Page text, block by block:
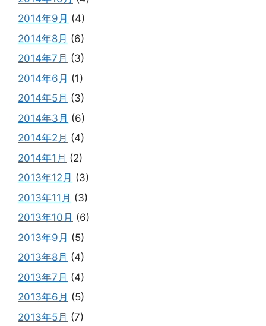
2014年9月 (4)
2014年8月 (6)
2014年7月 (3)
2014年6月 (1)
2014年5月 (3)
2014年3月 (6)
2014年2月 (4)
2014年1月 (2)
2013年12月 (3)
2013年11月 (3)
2013年10月 (6)
2013年9月 (5)
2013年8月 (4)
2013年7月 (4)
2013年6月 (5)
2013年5月 (7)